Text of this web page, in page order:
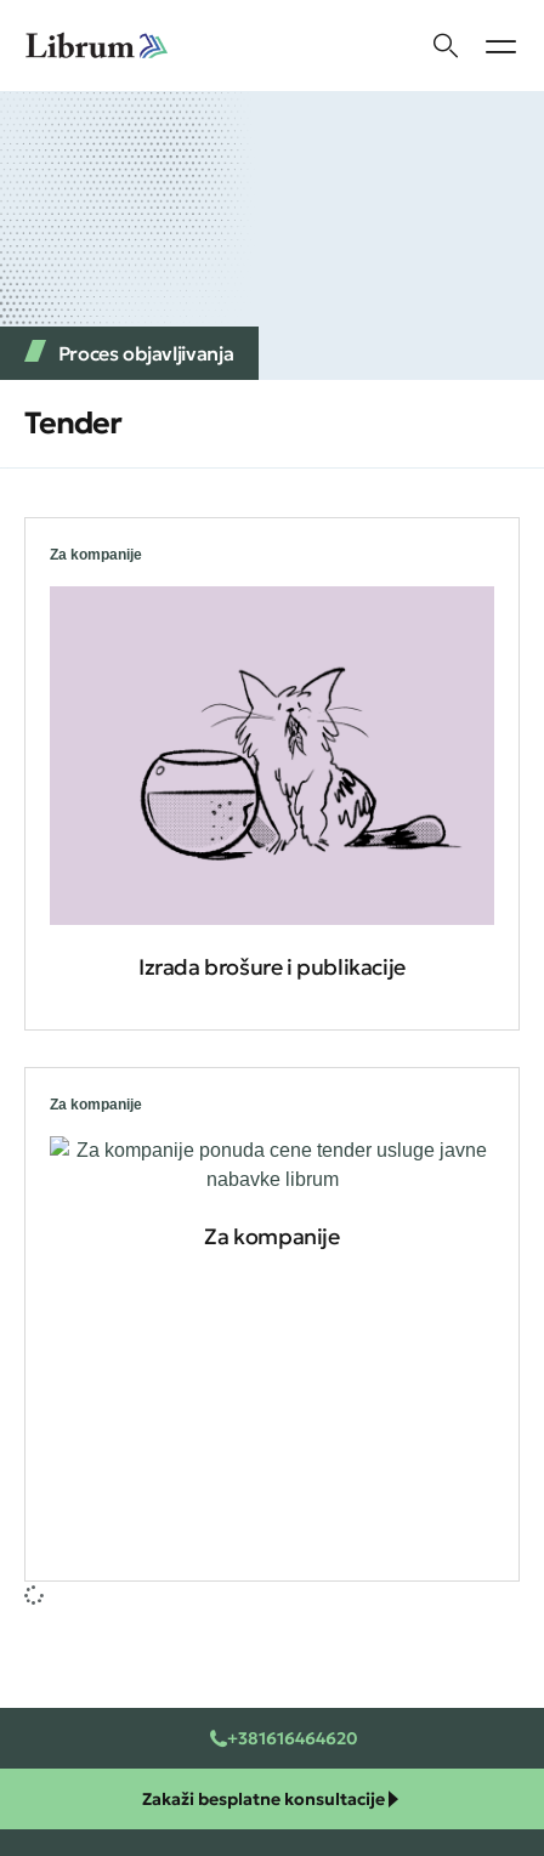
Proces objavljivanja
Tender
Za kompanije
Izrada brošure i publikacije
Za kompanije
Za kompanije
+381616464620
Zakaži besplatne konsultacije